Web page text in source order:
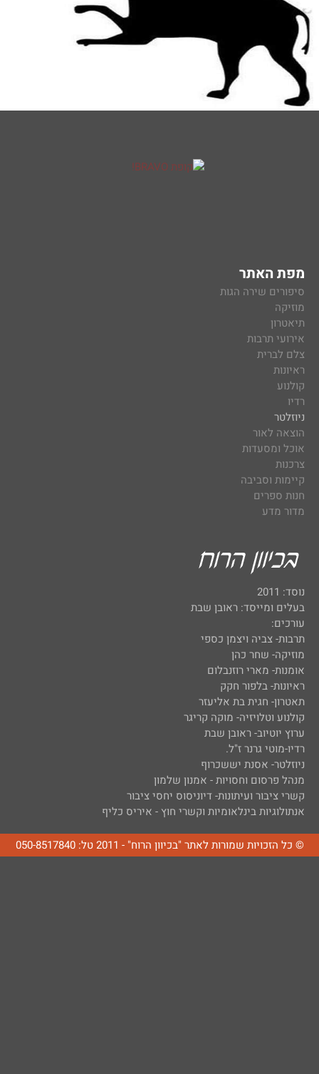
מפת האתר
סיפורים שירה הגות
מוזיקה
תיאטרון
אירועי תרבות
צלם לברית
ראיונות
קולנוע
רדיו
ניוזלטר
הוצאה לאור
אוכל ומסעדות
צרכנות
קיימות וסביבה
חנות ספרים
מדור מדע
נוסד: 2011
בעלים ומייסד: ראובן שבת
עורכים:
תרבות- צביה ויצמן כספי
מוזיקה- שחר כהן
אומנות- מארי רוזנבלום
ראיונות- בלפור חקק
תאטרון- חגית בת אליעזר
קולנוע וטלויזיה- מוקה קריגר
ערוץ יוטיוב- ראובן שבת
רדיו-מוטי גרנר ז"ל.
ניוזלטר- אסנת יששכרוף
מנהל פרסום וחסויות - אמנון שלמון
קשרי ציבור ועיתונות- דיוניסוס יחסי ציבור
אנתולוגיות בינלאומיות וקשרי חוץ - איריס כליף
© כל הזכויות שמורות לאתר "בכיוון הרוח" - 2011 טל: 050-8517840